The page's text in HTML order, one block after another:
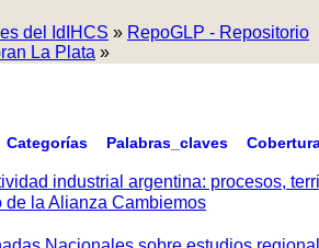
del IdIHCS » RepoGLP - Repositorio
La Plata »
Categorías Palabras_claves
industrial argentina: procesos,
de la Alianza Cambiemos